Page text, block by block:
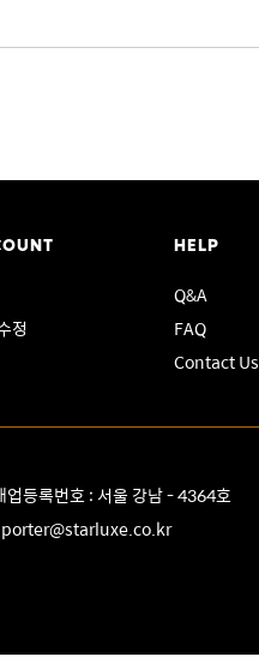
정
HELP
Q&A
FAQ
Contact Us
등록번호 : 서울 강남 - 4364호
porter@starluxe.co.kr